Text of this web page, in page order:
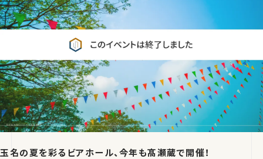
玉名の夏を彩るビアホール、今年も髙瀬蔵で開催！